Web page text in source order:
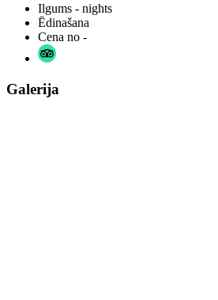
Ilgums - nights
Ēdinašana
Cena no -
Galerija